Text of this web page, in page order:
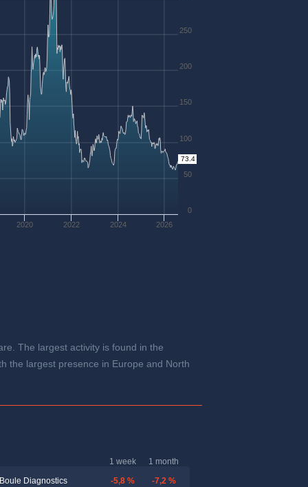
2020 2022 2024 2026
0
50
100
150
200
250
73.4
The largest activity is found in the
the largest presence in Europe and North
1 week
1 month
Boule Diagnostics
-5,8 % -7,2 %